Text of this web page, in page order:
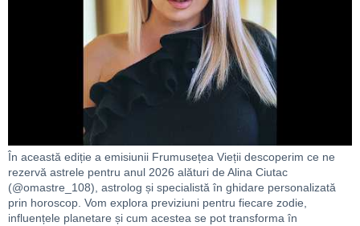
În această ediție a emisiunii Frumusețea Vieții descoperim ce ne
rezervă astrele pentru anul 2026 alături de Alina Ciutac
(@omastre_108), astrolog și specialistă în ghidare personalizată
prin horoscop. Vom explora previziuni pentru fiecare zodie,
influențele planetare și cum acestea se pot transforma în